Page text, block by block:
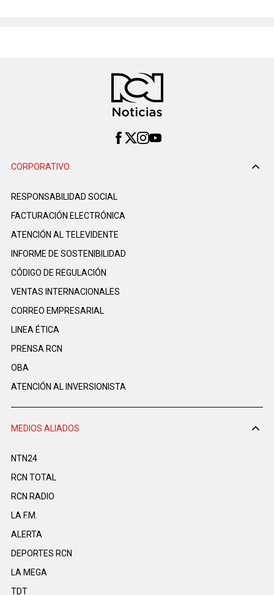
CORPORATIVO
RESPONSABILIDAD SOCIAL
FACTURACIÓN ELECTRÓNICA
ATENCIÓN AL TELEVIDENTE
INFORME DE SOSTENIBILIDAD
CÓDIGO DE REGULACIÓN
VENTAS INTERNACIONALES
CORREO EMPRESARIAL
LINEA ÉTICA
PRENSA RCN
OBA
ATENCIÓN AL INVERSIONISTA
MEDIOS ALIADOS
NTN24
RCN TOTAL
RCN RADIO
LA F.M.
ALERTA
DEPORTES RCN
LA MEGA
TDT